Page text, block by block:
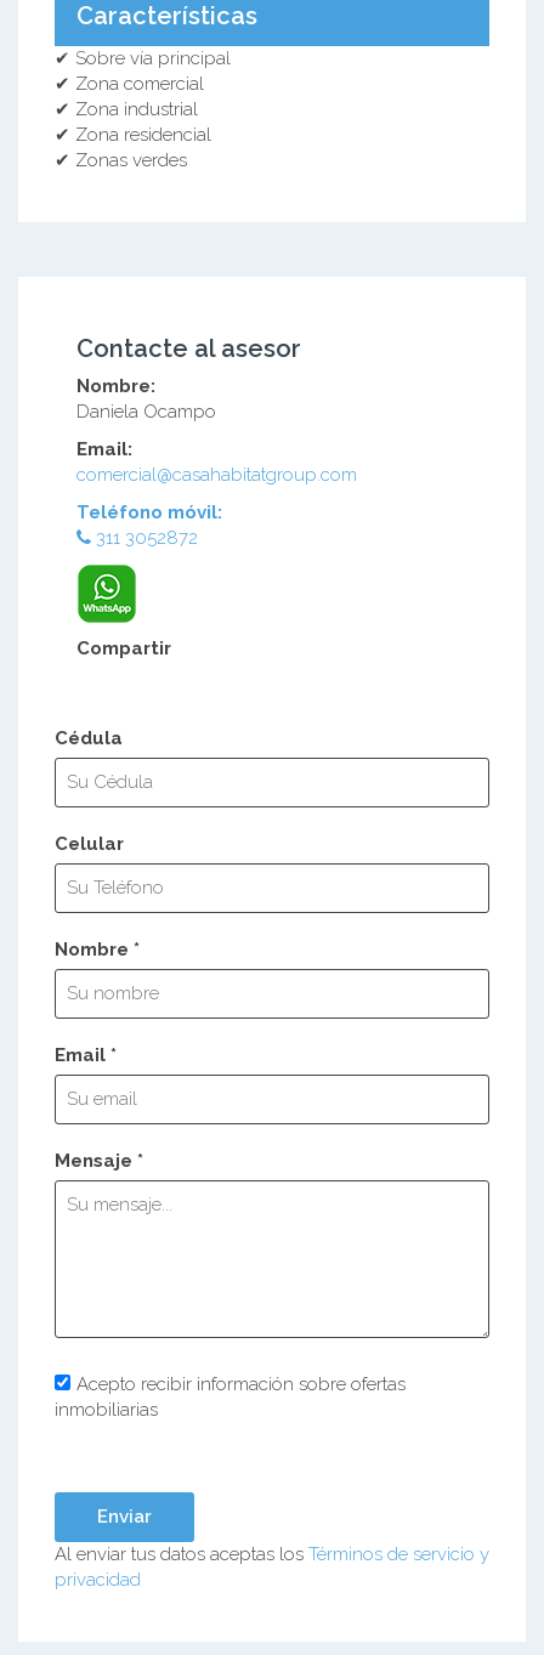
Características
✔ Sobre vía principal
✔ Zona comercial
✔ Zona industrial
✔ Zona residencial
✔ Zonas verdes
Contacte al asesor
Nombre:
Daniela Ocampo
Email:
comercial@casahabitatgroup.com
Teléfono móvil:
311 3052872
Compartir
Cédula
Celular
Nombre *
Email *
Mensaje *
Acepto recibir información sobre ofertas
inmobiliarias
Al enviar tus datos aceptas los Términos de servicio y
privacidad